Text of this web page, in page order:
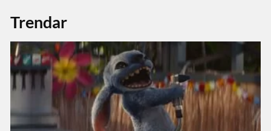
Trendar